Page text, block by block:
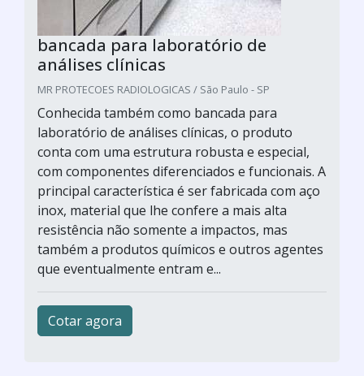
bancada para laboratório de
análises clínicas
MR PROTECOES RADIOLOGICAS / São Paulo - SP
Conhecida também como bancada para
laboratório de análises clínicas, o produto
conta com uma estrutura robusta e especial,
com componentes diferenciados e funcionais. A
principal característica é ser fabricada com aço
inox, material que lhe confere a mais alta
resistência não somente a impactos, mas
também a produtos químicos e outros agentes
que eventualmente entram e...
Cotar agora